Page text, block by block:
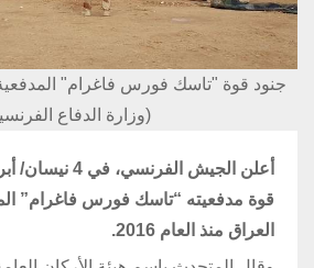
جنود قوة "تاسك فورس فاغرام"
(وزارة الدفاع
أعلن الجيش
قوة مدفعيته “تاسك فورس فاغرام”
العراق منذ العام 2016.